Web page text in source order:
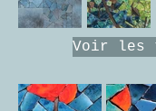
Voir les